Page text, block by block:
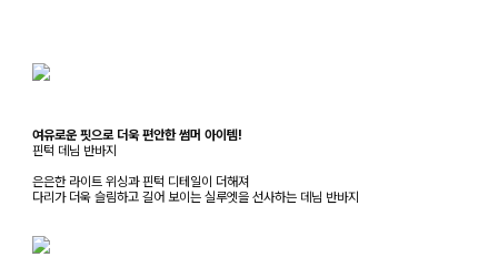
여유로운 핏으로 더욱 편안한 썸머 아이템!
핀턱 데님 반바지
은은한 라이트 위싱과 핀턱 디테일이 더해져
다리가 더욱 슬림하고 길어 보이는 실루엣을 선사하는 데님 반바지